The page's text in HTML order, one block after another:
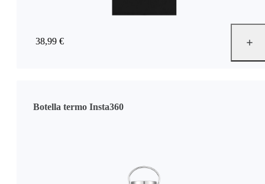
38,99 €
Botella termo Insta360